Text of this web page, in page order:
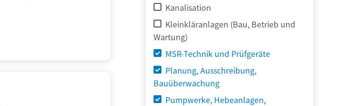
Kanalisation
Kleinkläranlagen (Bau, Betrieb und
Wartung)
MSR-Technik und Prüfgeräte
Planung, Ausschreibung,
Bauüberwachung
Pumpwerke, Hebeanlagen,